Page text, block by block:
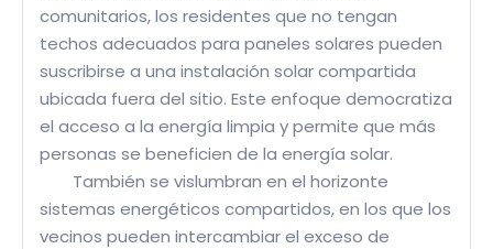
comunitarios, los residentes que no tengan
techos adecuados para paneles solares pueden
suscribirse a una instalación solar compartida
ubicada fuera del sitio. Este enfoque democratiza
el acceso a la energía limpia y permite que más
personas se beneficien de la energía solar.
También se vislumbran en el horizonte
sistemas energéticos compartidos, en los que los
vecinos pueden intercambiar el exceso de